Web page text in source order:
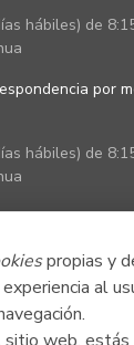
propias y
al
hábiles) de
por
hábiles) de